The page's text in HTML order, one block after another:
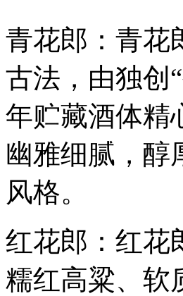
青花郎：青花
古法，由独创
年贮藏酒体精
幽雅细腻，醇
风格。
红花郎：红花
糯红高粱、软